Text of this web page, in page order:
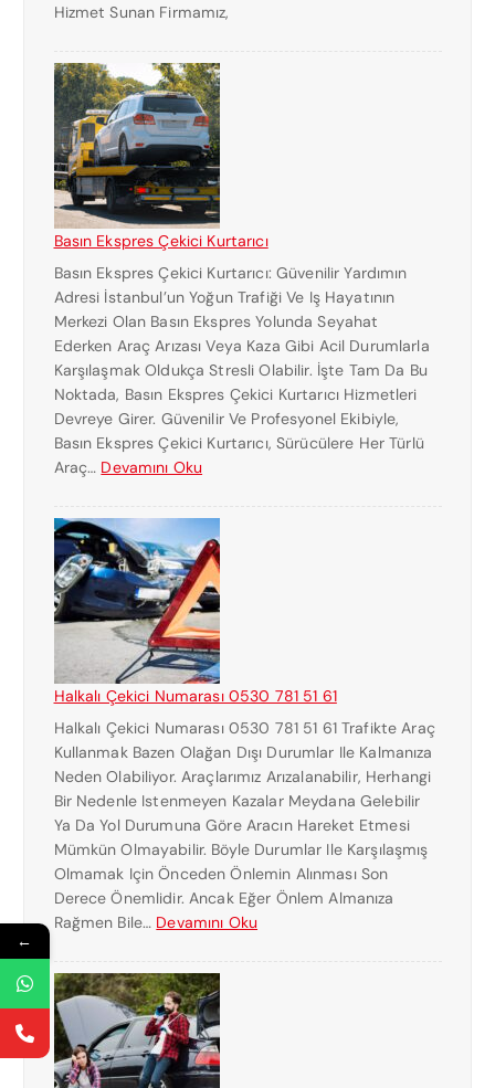
Hizmet Sunan Firmamız,
Basın Ekspres Çekici Kurtarıcı
Basın Ekspres Çekici Kurtarıcı: Güvenilir Yardımın
Adresi İstanbul’un Yoğun Trafiği Ve Iş Hayatının
Merkezi Olan Basın Ekspres Yolunda Seyahat
Ederken Araç Arızası Veya Kaza Gibi Acil Durumlarla
Karşılaşmak Oldukça Stresli Olabilir. İşte Tam Da Bu
Noktada, Basın Ekspres Çekici Kurtarıcı Hizmetleri
Devreye Girer. Güvenilir Ve Profesyonel Ekibiyle,
Basın Ekspres Çekici Kurtarıcı, Sürücülere Her Türlü
Araç… Devamını Oku:
A
S
I
N
E
K
S
P
R
E
S
Ç
E
K
I
C
I
K
R
T
A
R
I
Halkalı Çekici Numarası 0530 781 51 61
Halkalı Çekici Numarası 0530 781 51 61 Trafikte Araç
Kullanmak Bazen Olağan Dışı Durumlar Ile Kalmanıza
Neden Olabiliyor. Araçlarımız Arızalanabilir, Herhangi
Bir Nedenle Istenmeyen Kazalar Meydana Gelebilir
Ya Da Yol Durumuna Göre Aracın Hareket Etmesi
Mümkün Olmayabilir. Böyle Durumlar Ile Karşılaşmış
Olmamak Için Önceden Önlemin Alınması Son
Derece Önemlidir. Ancak Eğer Önlem Almanıza
Rağmen Bile… Devamını Oku:
←